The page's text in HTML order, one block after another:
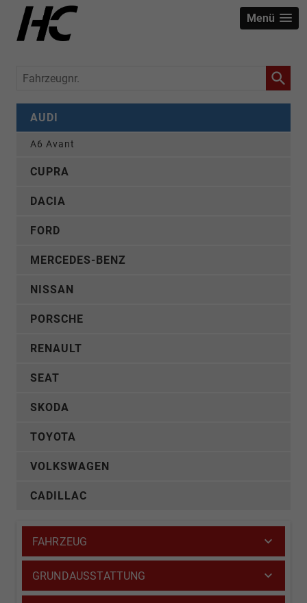
Menü
Fahrzeugnr.
AUDI
A6 Avant
CUPRA
DACIA
FORD
MERCEDES-BENZ
NISSAN
PORSCHE
RENAULT
SEAT
SKODA
TOYOTA
VOLKSWAGEN
CADILLAC
FAHRZEUG
GRUNDAUSSTATTUNG